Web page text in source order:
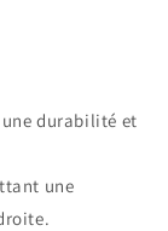
durabilité et
une